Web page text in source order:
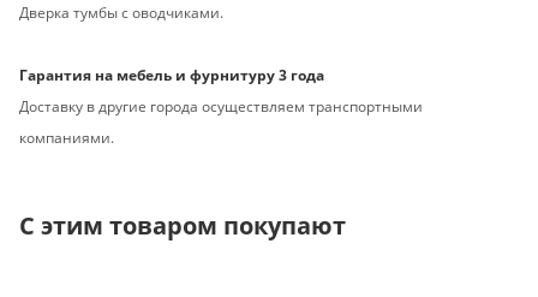
Дверка тумбы с оводчиками.
Гарантия на мебель и фурнитуру 3 года
Доставку в другие города осуществляем транспортными
компаниями.
С этим товаром покупают